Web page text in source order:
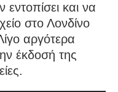
και να
στο Λονδίνο
αργότερα
έκδοσή της